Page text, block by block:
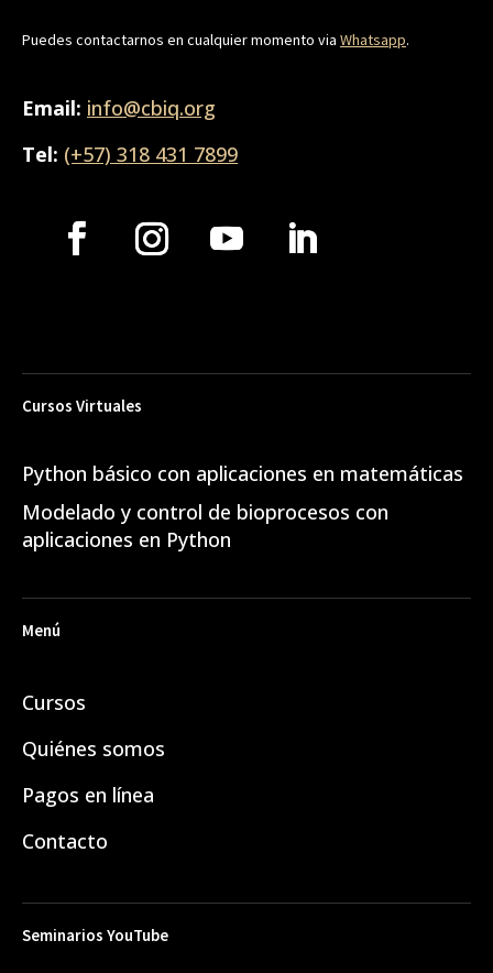
Puedes contactarnos en cualquier momento via Whatsapp.
Email: info@cbiq.org
Tel: (+57) 318 431 7899
Cursos Virtuales
Python básico con aplicaciones en matemáticas
Modelado y control de bioprocesos con
aplicaciones en Python
Menú
Cursos
Quiénes somos
Pagos en línea
Contacto
Seminarios YouTube